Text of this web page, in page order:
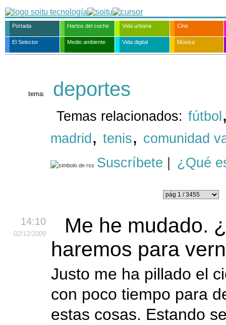
Portada Hartos del coche Vida urbana Cine
El Selector Medio ambiente Vida digital Música
tema: deportes
Temas relacionados: fútbol
madrid , tenis, comunidad
Suscríbete
¿Qué
14:10
02/12/2009
Me he mudado.
haremos para
Justo me ha pillado el
con poco tiempo para
estas cosas. Estando